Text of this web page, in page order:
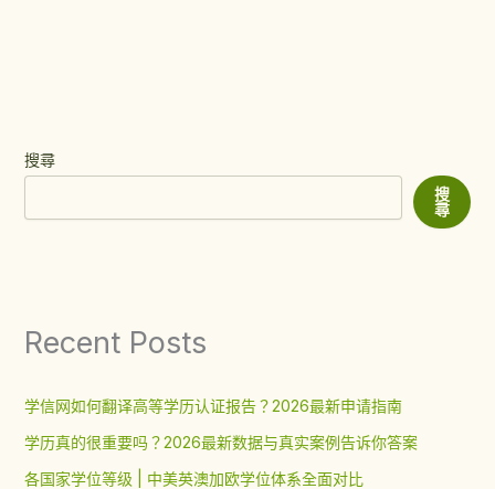
搜尋
搜
尋
Recent Posts
学信网如何翻译高等学历认证报告？2026最新申请指南
学历真的很重要吗？2026最新数据与真实案例告诉你答案
各国家学位等级 | 中美英澳加欧学位体系全面对比